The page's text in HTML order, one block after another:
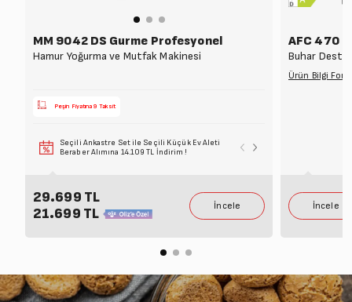
MM 9042 DS Gurme Profesyonel
Hamur Yoğurma ve Mutfak Makinesi
Peşin Fiyatına 9 Taksit
Seçili Ankastre Set ile Seçili Küçük Ev Aleti
Beraber Alımına 14.109 TL İndirim !
29.699 TL
21.699 TL
AFC 470 D
Buhar
Ürün Bilgi